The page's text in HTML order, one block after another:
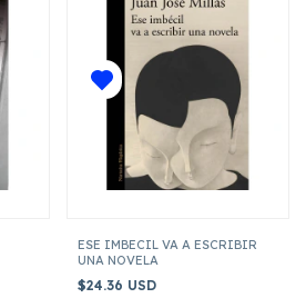
ESE IMBECIL VA A ESCRIBIR
UNA NOVELA
$24.36 USD